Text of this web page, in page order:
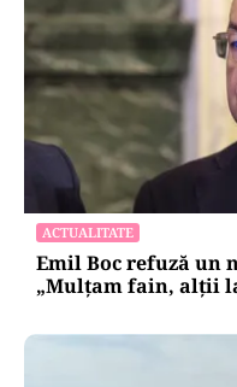
ACTUALITATE
Emil Boc refuză un
„Mulțam fain, alții